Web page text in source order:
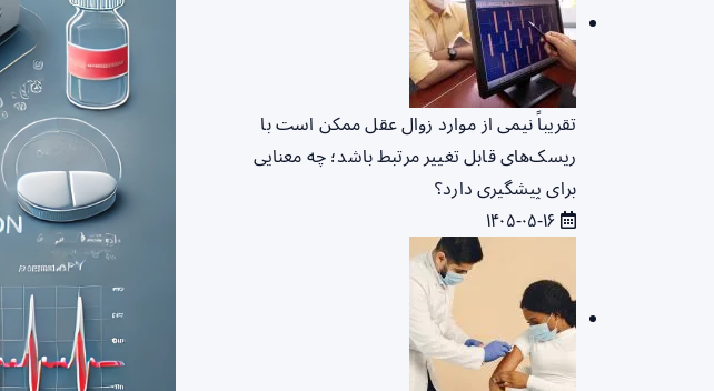
تقریباً نیمی از موارد زوال عقل ممکن است با
ریسک‌های قابل تغییر مرتبط باشد؛ چه معنایی
برای پیشگیری دارد؟